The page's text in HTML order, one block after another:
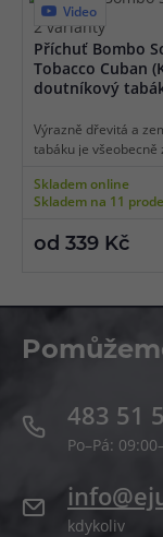
Video
2 varianty
Příchuť Bombo
Tobacco Cuban
doutníkový
Výrazně dřevitá a
tabáku je všeobecně
chuť, výrazný
bez dalších příměsí,
Skladem online
Skladem na 11
od 339 Kč
483 51
Po–Pá:
kdykoliv